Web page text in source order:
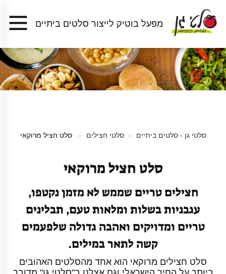
מפעל בוטיק לייצור סלטים ביתיים
סלטי גן - סלטים ביתיים סלטי חצילים סלט חציל מרוקאי
סלט חציל מרוקאי
חצילים טריים שממש לא מזמן נקטפו,
עגבניות בשלות ומלאות טעם, תבלינים
טריים ומדויקים ואהבה גדולה שלפעמים
קשה לתאר במילים.
סלט חצילים מרוקאי הוא אחד מהסלטים האהובים